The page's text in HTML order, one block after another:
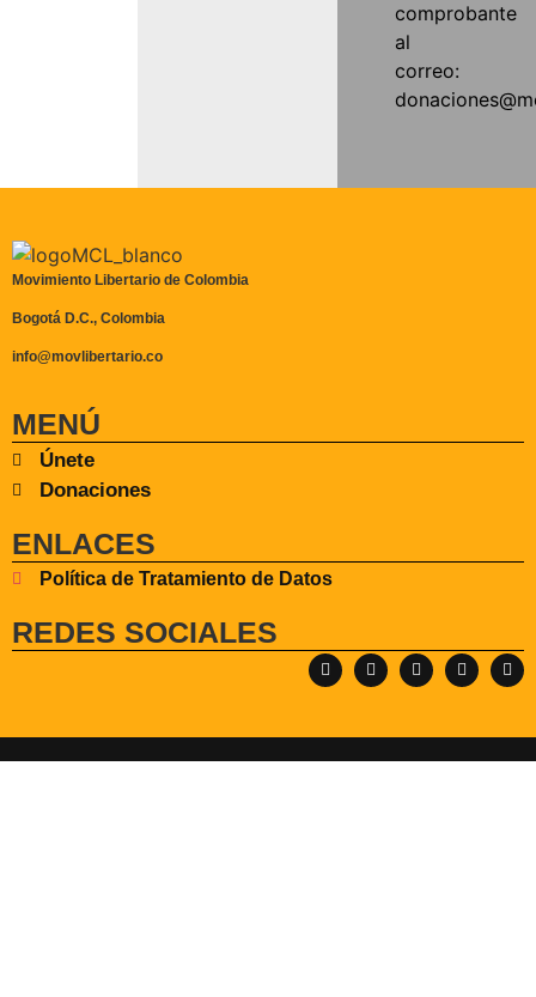
comprobante
al
correo:
Movimiento Libertario de Colombia
Bogotá D.C., Colombia
info@movlibertario.co
MENÚ
Únete
Donaciones
ENLACES
Política de Tratamiento de Datos
REDES SOCIALES